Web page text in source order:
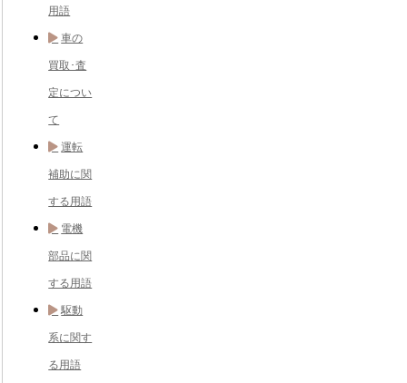
用語
車の
買取･査
定につい
て
運転
補助に関
する用語
電機
部品に関
する用語
駆動
系に関す
る用語